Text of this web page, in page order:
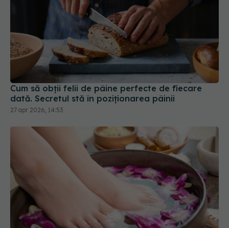
Cum să obții felii de pâine perfecte de fiecare
dată. Secretul stă în poziționarea pâinii
Oțetul, aliatul tău pentru picioare fine, hidratate
și fără miros neplăcut